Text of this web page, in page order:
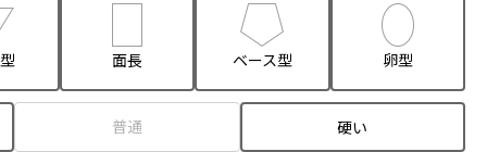
面長 ベース型 卵型
普通 硬い